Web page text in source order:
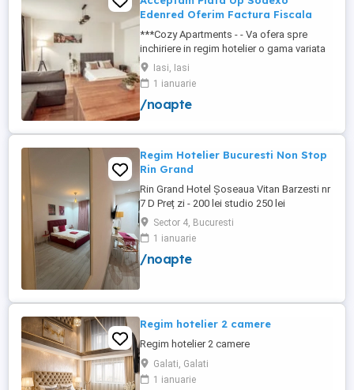
Edenred Oferim Factura Fiscala
***Cozy Apartments - - Va ofera spre
inchiriere in regim hotelier o gama variata
de apartamente si garsoniere situate in
puncte cheie ale orasului doar in
complexe rezidentiale noi: *Zona Palas
Mall - Centru - Complex Lazar Residence;
Residence; *Zona Palas Mall - ...
Iasi, Iasi
1 ianuarie
/noapte
Regim Hotelier Bucuresti Non Stop
Rin Grand
Rin Grand Hotel Șoseaua Vitan Barzesti nr
7 D Preț zi - 200 lei studio 250 lei
apartament
Sector 4, Bucuresti
1 ianuarie
/noapte
Regim hotelier 2 camere
Regim hotelier 2 camere
Galati, Galati
1 ianuarie